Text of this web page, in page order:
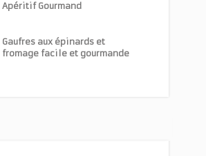
Apéritif Gourmand
Gaufres aux épinards et
fromage facile et gourmande